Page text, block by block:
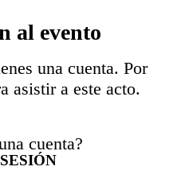
al evento
una cuenta. Por
asistir a este acto.
cuenta?